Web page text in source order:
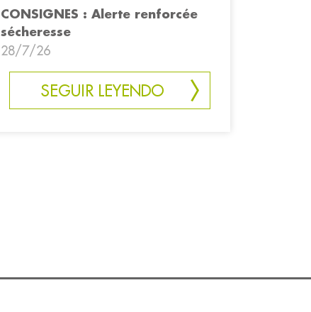
CONSIGNES : Alerte renforcée
sécheresse
28/7/26
SEGUIR LEYENDO